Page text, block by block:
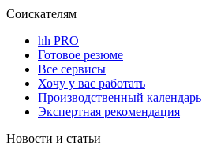
Соискателям
hh PRO
Готовое резюме
Все сервисы
Хочу у вас работать
Производственный календарь
Экспертная рекомендация
Новости и статьи